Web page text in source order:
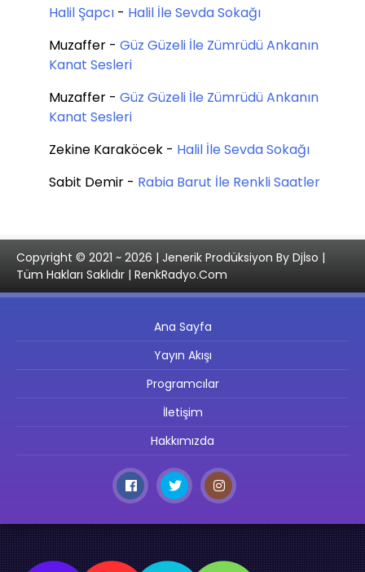
Halil Şapcı - Halil İle Sevda Sokağı
Muzaffer - Güz Güzeli İle Zümrüdü Ankanın
Kanat Sesleri
Muzaffer - Güz Güzeli İle Zümrüdü Ankanın
Kanat Sesleri
Zekine Karaköcek - Halil İle Sevda Sokağı
Sabit Demir - Rabia Barut İle Renkli Saatler
Copyright © 2021 ~ 2026 | Jenerik Prodüksiyon By Djİso |
Tüm Hakları Saklıdır | RenkRadyo.Com
Ana Sayfa
Yayın Akışı
Programcılar
İletişim
Hakkımızda